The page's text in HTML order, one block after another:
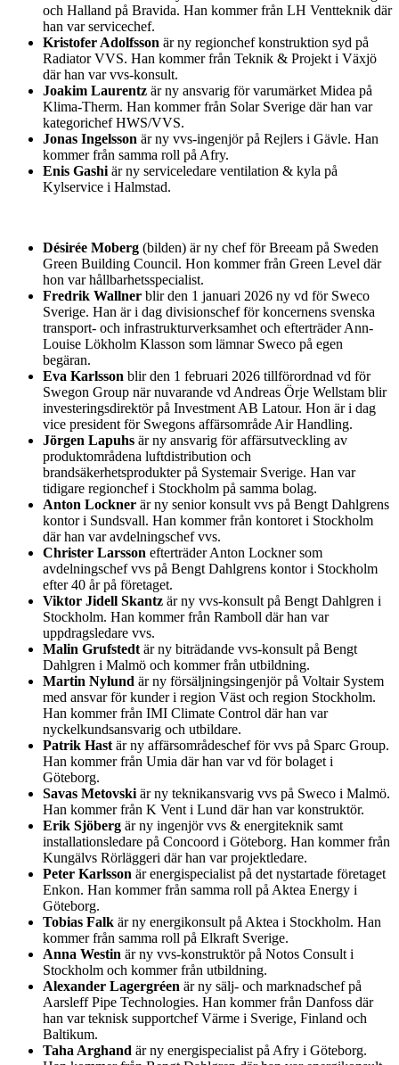
och Halland på Bravida. Han kommer från LH Ventteknik där
han var servicechef.
Kristofer Adolfsson är ny regionchef konstruktion syd på
Radiator VVS. Han kommer från Teknik & Projekt i Växjö
där han var vvs-konsult.
Joakim Laurentz är ny ansvarig för varumärket Midea på
Klima-Therm. Han kommer från Solar Sverige där han var
kategorichef HWS/VVS.
Jonas Ingelsson är ny vvs-ingenjör på Rejlers i Gävle. Han
kommer från samma roll på Afry.
Enis Gashi är ny serviceledare ventilation & kyla på
Kylservice i Halmstad.
Désirée Moberg (bilden) är ny chef för Breeam på Sweden
Green Building Council. Hon kommer från Green Level där
hon var hållbarhetsspecialist.
Fredrik Wallner blir den 1 januari 2026 ny vd för Sweco
Sverige. Han är i dag divisionschef för koncernens svenska
transport- och infrastrukturverksamhet och efterträder Ann-
Louise Lökholm Klasson som lämnar Sweco på egen
begäran.
Eva Karlsson blir den 1 februari 2026 tillförordnad vd för
Swegon Group när nuvarande vd Andreas Örje Wellstam blir
investeringsdirektör på Investment AB Latour. Hon är i dag
vice president för Swegons affärsområde Air Handling.
Jörgen Lapuhs är ny ansvarig för affärsutveckling av
produktområdena luftdistribution och
brandsäkerhetsprodukter på Systemair Sverige. Han var
tidigare regionchef i Stockholm på samma bolag.
Anton Lockner är ny senior konsult vvs på Bengt Dahlgrens
kontor i Sundsvall. Han kommer från kontoret i Stockholm
där han var avdelningschef vvs.
Christer Larsson efterträder Anton Lockner som
avdelningschef vvs på Bengt Dahlgrens kontor i Stockholm
efter 40 år på företaget.
Viktor Jidell Skantz är ny vvs-konsult på Bengt Dahlgren i
Stockholm. Han kommer från Ramboll där han var
uppdragsledare vvs.
Malin Grufstedt är ny biträdande vvs-konsult på Bengt
Dahlgren i Malmö och kommer från utbildning.
Martin Nylund är ny försäljningsingenjör på Voltair System
med ansvar för kunder i region Väst och region Stockholm.
Han kommer från IMI Climate Control där han var
nyckelkundsansvarig och utbildare.
Patrik Hast är ny affärsområdeschef för vvs på Sparc Group.
Han kommer från Umia där han var vd för bolaget i
Göteborg.
Savas Metovski är ny teknikansvarig vvs på Sweco i Malmö.
Han kommer från K Vent i Lund där han var konstruktör.
Erik Sjöberg är ny ingenjör vvs & energiteknik samt
installationsledare på Concoord i Göteborg. Han kommer från
Kungälvs Rörläggeri där han var projektledare.
Peter Karlsson är energispecialist på det nystartade företaget
Enkon. Han kommer från samma roll på Aktea Energy i
Göteborg.
Tobias Falk är ny energikonsult på Aktea i Stockholm. Han
kommer från samma roll på Elkraft Sverige.
Anna Westin är ny vvs-konstruktör på Notos Consult i
Stockholm och kommer från utbildning.
Alexander Lagergréen är ny sälj- och marknadschef på
Aarsleff Pipe Technologies. Han kommer från Danfoss där
han var teknisk supportchef Värme i Sverige, Finland och
Baltikum.
Taha Arghand är ny energispecialist på Afry i Göteborg.